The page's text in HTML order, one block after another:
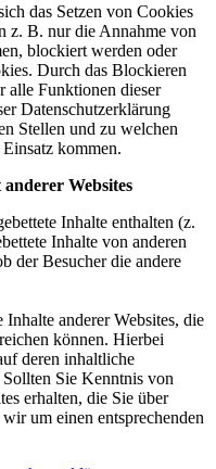
das Setzen von Cookies
z. B. nur die Annahme von
blockiert werden oder
Durch das Blockieren
alle Funktionen dieser
Datenschutzerklärung
Stellen und zu welchen
kommen.
Websites
Inhalte enthalten (z.
Inhalte von anderen
der Besucher die andere
anderer Websites, die
können. Hierbei
deren inhaltliche
Sie Kenntnis von
erhalten, die Sie über
um einen entsprechenden